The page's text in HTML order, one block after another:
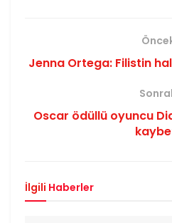
Jenna Ortega: Filistin
Oscar ödüllü oyuncu
İlgili Haberler